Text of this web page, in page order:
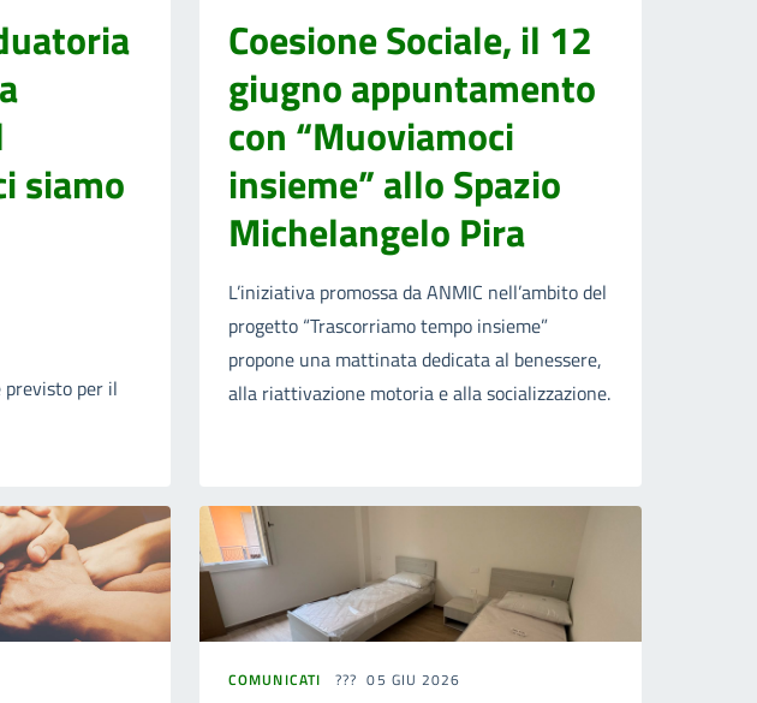
siamo
previsto per il
Coesione Sociale, il 12
giugno appuntamento
con “Muoviamoci
insieme” allo Spazio
Michelangelo Pira
L’iniziativa promossa da ANMIC nell’ambito del
progetto “Trascorriamo tempo insieme”
propone una mattinata dedicata al benessere,
alla riattivazione motoria e alla socializzazione.
COMUNICATI 05 GIU 2026